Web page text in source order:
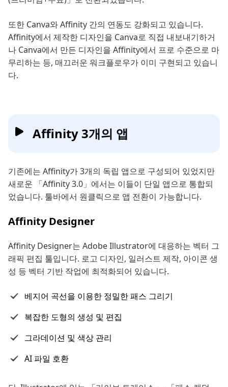
또한 Canva와 Affinity 간의 연동도 강화되고 있습니다.
Affinity에서 제작한 디자인을 Canva로 직접 내보내기하거
나 Canva에서 만든 디자인을 Affinity에서 프로 수준으로 마
무리하는 등, 매끄러운 워크플로우가 이미 구현되고 있습니
다.
Affinity 3개의 앱
기존에는 Affinity가 3개의 독립 앱으로 구성되어 있었지만
새로운 「Affinity 3.0」에서는 이들이 단일 앱으로 통합되
었습니다. 툴바에서 원클릭으로 앱 전환이 가능합니다.
Affinity Designer
Affinity Designer는 Adobe Illustrator에 대응하는 벡터 그
래픽 편집 툴입니다. 로고 디자인, 일러스트 제작, 아이콘 생
성 등 벡터 기반 작업에 최적화되어 있습니다.
베지어 곡선을 이용한 정밀한 패스 그리기
복잡한 도형의 생성 및 편집
그라데이션 및 색상 관리
AI 파일 호환